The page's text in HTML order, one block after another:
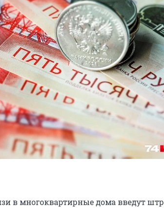
в многоквартирные дома введут